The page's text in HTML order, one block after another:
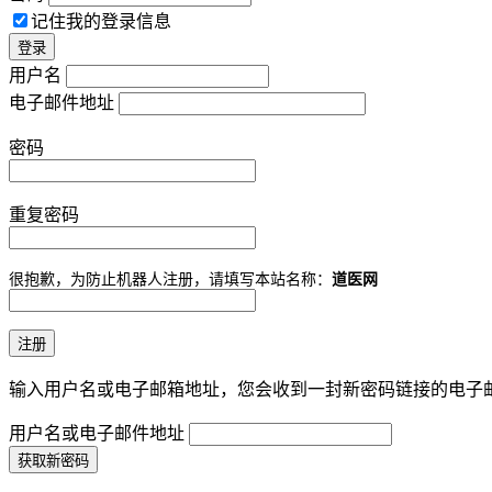
记住我的登录信息
用户名
电子邮件地址
密码
重复密码
很抱歉，为防止机器人注册，请填写本站名称： 道医网
输入用户名或电子邮箱地址，您会收到一封新密码链接的电子
用户名或电子邮件地址